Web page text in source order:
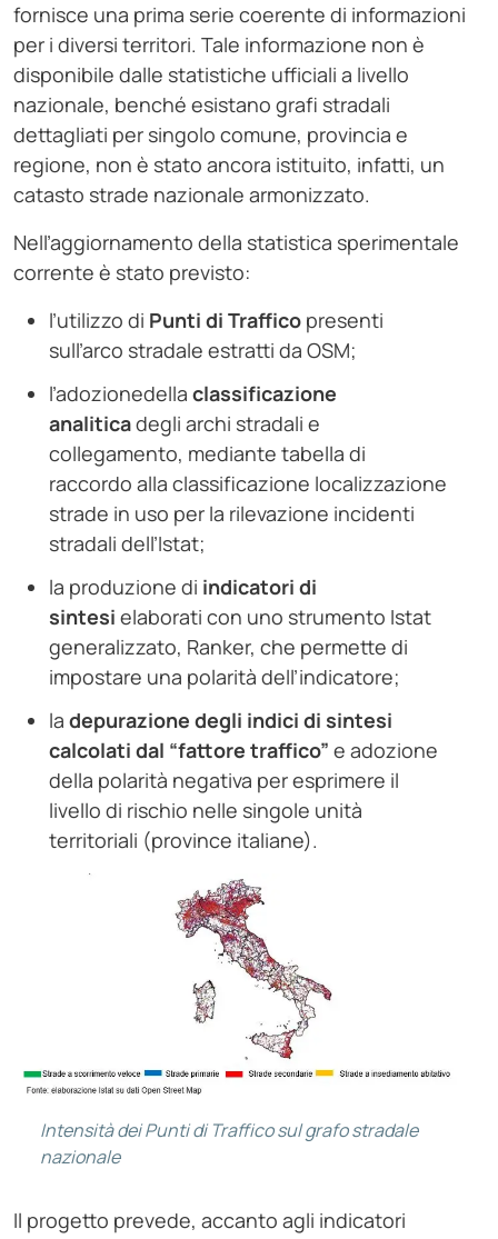
fornisce una prima serie coerente di informazioni
per i diversi territori. Tale informazione non è
disponibile dalle statistiche ufficiali a livello
nazionale, benché esistano grafi stradali
dettagliati per singolo comune, provincia e
regione, non è stato ancora istituito, infatti, un
catasto strade nazionale armonizzato.
Nell’aggiornamento della statistica sperimentale
corrente è stato previsto:
l’utilizzo di Punti di Traffico presenti
sull’arco stradale estratti da OSM;
l’adozionedella classificazione
analiticadegli archi stradali e
collegamento, mediante tabella di
raccordo alla classificazione localizzazione
strade in uso per la rilevazione incidenti
stradali dell’Istat;
la produzione di indicatori di
sintesi elaborati con uno strumento Istat
generalizzato, Ranker, che permette di
impostare una polarità dell’indicatore;
la depurazione degli indici di sintesi
calcolati dal “fattore traffico” e adozione
della polarità negativa per esprimere il
livello di rischio nelle singole unità
territoriali (province italiane).
Intensità dei Punti di Traffico sul grafo stradale
nazionale
Il progetto prevede, accanto agli indicatori